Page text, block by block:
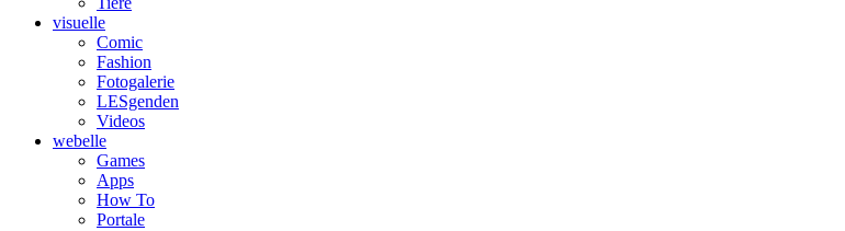
visuelle
Comic
Fashion
Fotogalerie
LESgenden
Videos
webelle
Games
Apps
How To
Portale